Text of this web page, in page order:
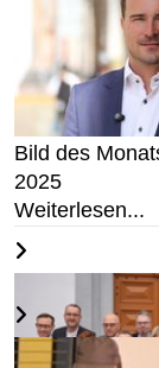
In Steine
Weiterlesen...
Bild des
2025
Weiterlesen...